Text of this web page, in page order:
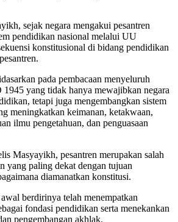
sejak negara mengakui pesantren
pendidikan nasional melalui UU
konstitusional di bidang pendidikan
pada pembacaan menyeluruh
1945 yang tidak hanya mewajibkan negara
tetapi juga mengembangkan sistem
meningkatkan keimanan, ketakwaan,
ilmu pengetahuan, dan penguasaan
Masyayikh, pesantren merupakan salah
yang paling dekat dengan tujuan
diamanatkan konstitusi.
berdirinya telah menempatkan
fondasi pendidikan serta menekankan
pengembangan akhlak.